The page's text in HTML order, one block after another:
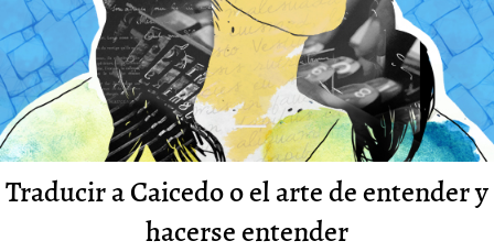
Traducir a Caicedo o el arte de entender y
hacerse entender